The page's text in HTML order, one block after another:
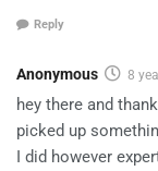
Reply
Anonymous 8
hey there and
picked up
I did however